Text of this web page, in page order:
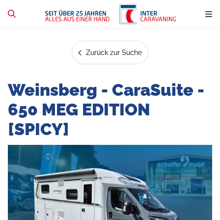
Zurück zur Suche
Weinsberg - CaraSuite -
650 MEG EDITION
[SPICY]